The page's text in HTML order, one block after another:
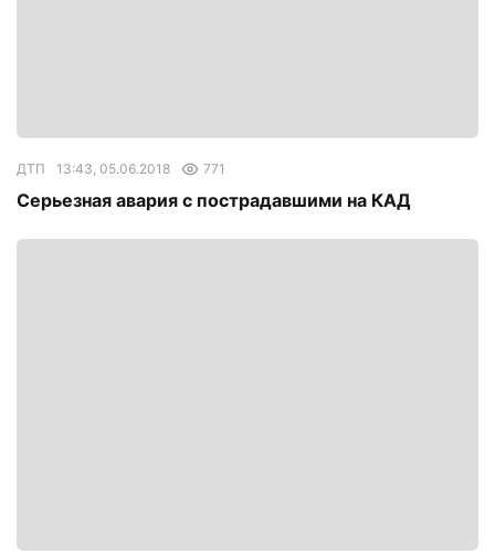
ДТП 13:43, 05.06.2018 771
Серьезная авария с пострадавшими на КАД